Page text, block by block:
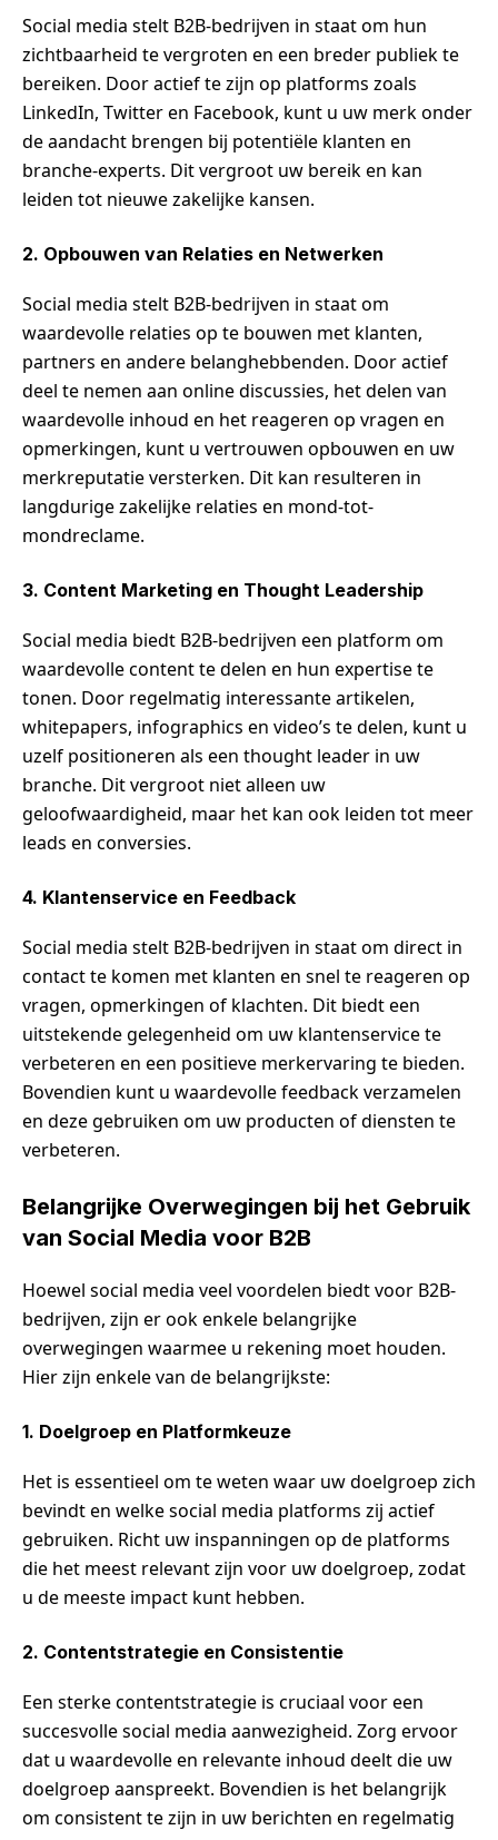
Social media stelt B2B-bedrijven in staat om hun
zichtbaarheid te vergroten en een breder publiek te
bereiken. Door actief te zijn op platforms zoals
LinkedIn, Twitter en Facebook, kunt u uw merk onder
de aandacht brengen bij potentiële klanten en
branche-experts. Dit vergroot uw bereik en kan
leiden tot nieuwe zakelijke kansen.
2. Opbouwen van Relaties en Netwerken
Social media stelt B2B-bedrijven in staat om
waardevolle relaties op te bouwen met klanten,
partners en andere belanghebbenden. Door actief
deel te nemen aan online discussies, het delen van
waardevolle inhoud en het reageren op vragen en
opmerkingen, kunt u vertrouwen opbouwen en uw
merkreputatie versterken. Dit kan resulteren in
langdurige zakelijke relaties en mond-tot-
mondreclame.
3. Content Marketing en Thought Leadership
Social media biedt B2B-bedrijven een platform om
waardevolle content te delen en hun expertise te
tonen. Door regelmatig interessante artikelen,
whitepapers, infographics en video’s te delen, kunt u
uzelf positioneren als een thought leader in uw
branche. Dit vergroot niet alleen uw
geloofwaardigheid, maar het kan ook leiden tot meer
leads en conversies.
4. Klantenservice en Feedback
Social media stelt B2B-bedrijven in staat om direct in
contact te komen met klanten en snel te reageren op
vragen, opmerkingen of klachten. Dit biedt een
uitstekende gelegenheid om uw klantenservice te
verbeteren en een positieve merkervaring te bieden.
Bovendien kunt u waardevolle feedback verzamelen
en deze gebruiken om uw producten of diensten te
verbeteren.
Belangrijke Overwegingen bij het Gebruik
van Social Media voor B2B
Hoewel social media veel voordelen biedt voor B2B-
bedrijven, zijn er ook enkele belangrijke
overwegingen waarmee u rekening moet houden.
Hier zijn enkele van de belangrijkste:
1. Doelgroep en Platformkeuze
Het is essentieel om te weten waar uw doelgroep zich
bevindt en welke social media platforms zij actief
gebruiken. Richt uw inspanningen op de platforms
die het meest relevant zijn voor uw doelgroep, zodat
u de meeste impact kunt hebben.
2. Contentstrategie en Consistentie
Een sterke contentstrategie is cruciaal voor een
succesvolle social media aanwezigheid. Zorg ervoor
dat u waardevolle en relevante inhoud deelt die uw
doelgroep aanspreekt. Bovendien is het belangrijk
om consistent te zijn in uw berichten en regelmatig